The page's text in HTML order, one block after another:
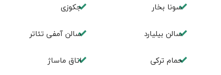
سونا بخار جكوزی
سالن بيليارد سالن آمفی تئاتر
حمام تركی اتاق ماساژ